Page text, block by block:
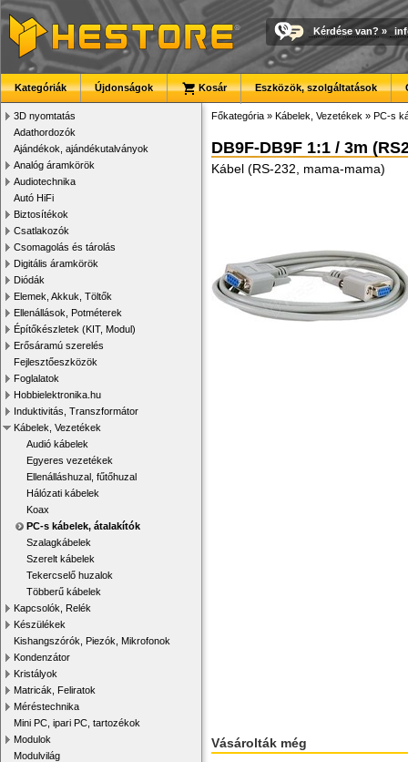
Kérdése van? »
Kategóriák Újdonságok Kosár Eszközök, szolgáltatások
3D nyomtatás
Adathordozók
Ajándékok, ajándékutalványok
Analóg áramkörök
Audiotechnika
Autó HiFi
Biztosítékok
Csatlakozók
Csomagolás és tárolás
Digitális áramkörök
Diódák
Elemek, Akkuk, Töltők
Ellenállások, Potméterek
Építőkészletek (KIT, Modul)
Erősáramú szerelés
Fejlesztőeszközök
Foglalatok
Hobbielektronika.hu
Induktivitás, Transzformátor
Kábelek, Vezetékek
Audió kábelek
Egyeres vezetékek
Ellenálláshuzal, fűtőhuzal
Hálózati kábelek
Koax
PC-s kábelek, átalakítók
Szalagkábelek
Szerelt kábelek
Tekercselő huzalok
Többerű kábelek
Kapcsolók, Relék
Készülékek
Kishangszórók, Piezók, Mikrofonok
Kondenzátor
Kristályok
Matricák, Feliratok
Méréstechnika
Mini PC, ipari PC, tartozékok
Modulok
Modulvilág
Főkategória » Kábelek, Vezetékek » PC-s
DB9F-DB9F 1:1 / 3m
Kábel (RS-232, mama-mama)
Vásárolták még